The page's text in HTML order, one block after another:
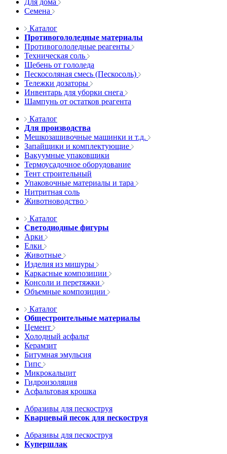
Для дома
Семена
Каталог
Противогололедные материалы
Противогололедные реагенты
Техническая соль
Щебень от гололеда
Пескосоляная смесь (Пескосоль)
Тележки дозаторы
Инвентарь для уборки снега
Шампунь от остатков реагента
Каталог
Для производства
Мешкозашивочные машинки и т.д.
Запайщики и комплектующие
Вакуумные упаковщики
Термоусадочное оборудование
Тент строительный
Упаковочные материалы и тара
Нитритная соль
Животноводство
Каталог
Светодиодные фигуры
Арки
Елки
Животные
Изделия из мишуры
Каркасные композиции
Консоли и перетяжки
Объемные композиции
Каталог
Общестроительные материалы
Цемент
Холодный асфальт
Керамзит
Битумная эмульсия
Гипс
Микрокальцит
Гидроизоляция
Асфальтовая крошка
Абразивы для пескоструя
Кварцевый песок для пескоструя
Абразивы для пескоструя
Купершлак